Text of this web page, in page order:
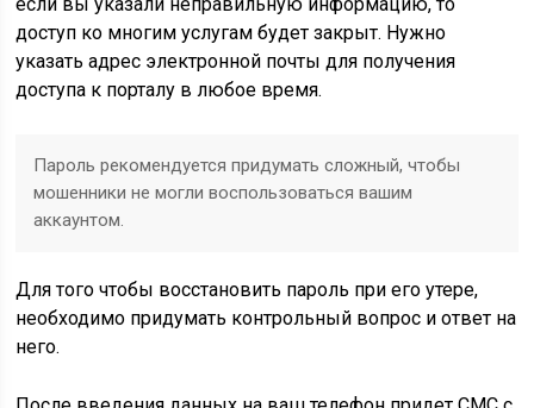
доступ ко многим услугам будет закрыт. Нужно
указать адрес электронной почты для получения
доступа к порталу в любое время.
Пароль рекомендуется придумать сложный, чтобы
мошенники не могли воспользоваться вашим
аккаунтом.
Для того чтобы восстановить пароль при его утере,
необходимо придумать контрольный вопрос и ответ на
него.